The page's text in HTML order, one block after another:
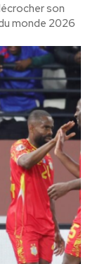
son
monde 2026